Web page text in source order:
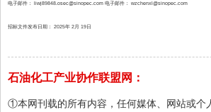
电子邮件： liwj89848.osec@sinopec.com 电子邮件： wzchenxl@sinopec.com
招标文件发布日期： 2025年 2月 19日
石油化工产业协作联盟网：
①本网刊载的所有内容，任何媒体、网站或个